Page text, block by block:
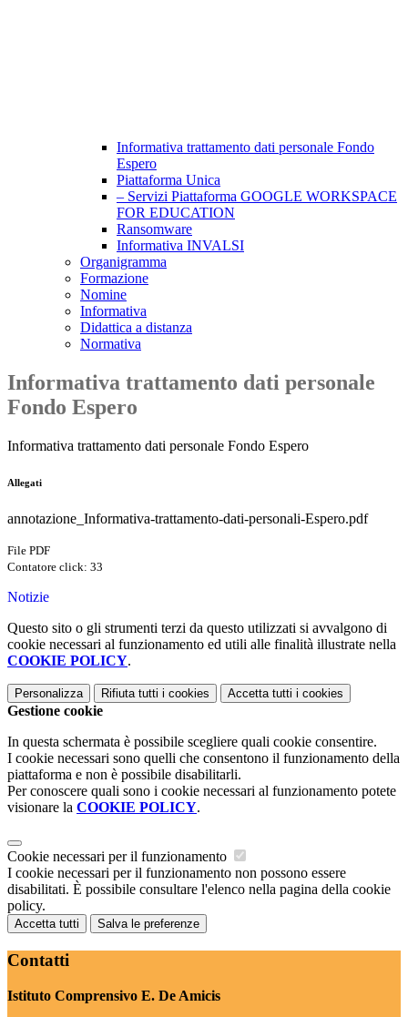
Informativa trattamento dati personale Fondo
Espero
Piattaforma Unica
– Servizi Piattaforma GOOGLE WORKSPACE
FOR EDUCATION
Ransomware
Informativa INVALSI
Organigramma
Formazione
Nomine
Informativa
Didattica a distanza
Normativa
Informativa trattamento dati personale
Fondo Espero
Informativa trattamento dati personale Fondo Espero
Allegati
annotazione_Informativa-trattamento-dati-personali-Espero.pdf
File PDF
Contatore click: 33
Notizie
Questo sito o gli strumenti terzi da questo utilizzati si avvalgono di
cookie necessari al funzionamento ed utili alle finalità illustrate nella
COOKIE POLICY.
Personalizza Rifiuta tutti i cookies Accetta tutti i cookies
Gestione cookie
In questa schermata è possibile scegliere quali cookie consentire.
I cookie necessari sono quelli che consentono il funzionamento della
piattaforma e non è possibile disabilitarli.
Per conoscere quali sono i cookie necessari al funzionamento potete
visionare la COOKIE POLICY.
Cookie necessari per il funzionamento
I cookie necessari per il funzionamento non possono essere
disabilitati. È possibile consultare l'elenco nella pagina della cookie
policy.
Accetta tutti Salva le preferenze
Contatti
Istituto Comprensivo E. De Amicis